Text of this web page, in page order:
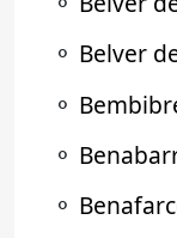
⚬ Belver
⚬
⚬
⚬